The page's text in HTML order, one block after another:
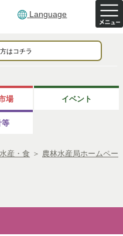
Language
はコチラ
場 イベント
等
産・食 ＞ 農林水産局ホームペー